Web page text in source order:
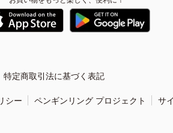
特定商取引法に基づく表記
シー ペンギンリング プロジェクト サ